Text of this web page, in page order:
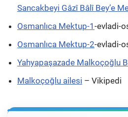
Sancakbeyi Gâzî Bâlî Bey’e
Osmanlıca Mektup-1 -evladi-
Osmanlıca Mektup-2-evladi-
Yahyapaşazade Malkoçoğlu
Malkoçoğlu ailesi – Vikipedi